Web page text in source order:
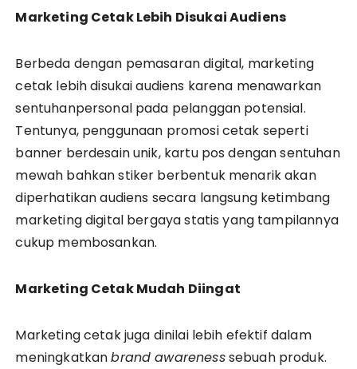
Marketing Cetak Lebih Disukai Audiens
Berbeda dengan pemasaran digital, marketing
cetak lebih disukai audiens karena menawarkan
sentuhanpersonal pada pelanggan potensial.
Tentunya, penggunaan promosi cetak seperti
banner berdesain unik, kartu pos dengan sentuhan
mewah bahkan stiker berbentuk menarik akan
diperhatikan audiens secara langsung ketimbang
marketing digital bergaya statis yang tampilannya
cukup membosankan.
Marketing Cetak Mudah Diingat
Marketing cetak juga dinilai lebih efektif dalam
meningkatkanbrand awarenesssebuah produk.